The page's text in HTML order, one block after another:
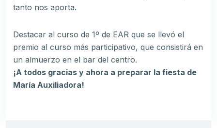
tanto nos aporta.
Destacar al curso de 1º de EAR que se llevó el
premio al curso más participativo, que consistirá en
un almuerzo en el bar del centro.
¡A todos gracias y ahora a preparar la fiesta de
María Auxiliadora!